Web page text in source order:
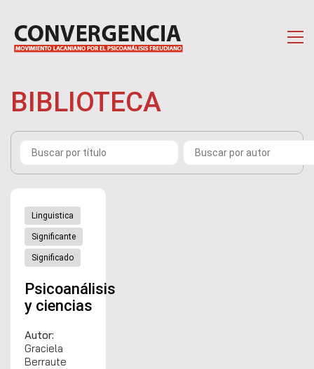
BIBLIOTECA
Linguistica
Significante
Significado
Psicoanálisis
y ciencias
Autor:
Graciela
Berraute